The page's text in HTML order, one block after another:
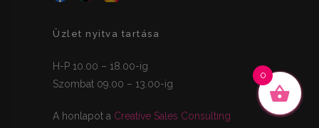
Üzlet nyitva tartása
H-P 10.00 – 18.00-ig
Szombat 09.00 – 13.00-ig
A honlapot a Creative Sales Consulting
0